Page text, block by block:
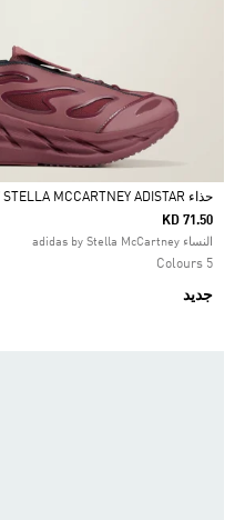
Selected
حذاء ADIDAS BY STELLA MCCARTNEY ADISTAR
KD 71.50
النساء adidas by Stella McCartney
5 Colours
جديد